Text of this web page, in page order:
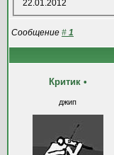
22.01.2012
Сообщение # 1
Критик •
джип